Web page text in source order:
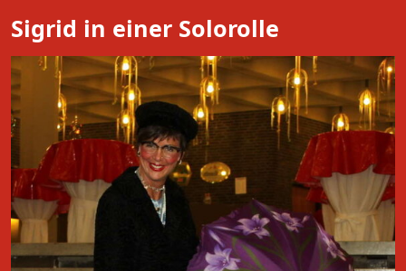
Sigrid in einer Solorolle